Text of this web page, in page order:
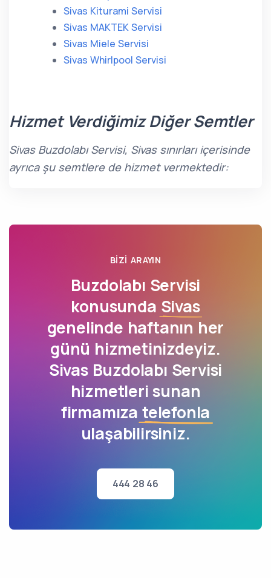
Sivas Kiturami Servisi
Sivas MAKTEK Servisi
Sivas Miele Servisi
Sivas Whirlpool Servisi
Hizmet Verdiğimiz Diğer Semtler
Sivas Buzdolabı Servisi, Sivas sınırları içerisinde
ayrıca şu semtlere de hizmet vermektedir:
BIZI ARAYIN
Buzdolabı Servisi
konusunda Sivas
genelinde haftanın her
günü hizmetinizdeyiz.
Sivas Buzdolabı Servisi
hizmetleri sunan
firmamıza telefonla
ulaşabilirsiniz.
444 28 46